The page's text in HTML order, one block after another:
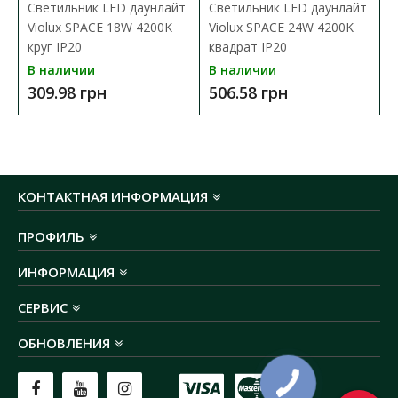
AC
строк службы: 30 000 часов
степень защиты:
материал корпуса:
алюминий
материал рассеивателя:матовый
поликарбонат
количество включений/выключений (on/off):
≥20 000
класс энергопотребления (UA): А+
угол рассеяния: 120°
Светильник LED даунлайт
Violux SPACE 18W 4200K
круг IP20
В наличии
309.98 грн
Светильник LED даунлайт
Violux SPACE 24W 4200K
квадрат IP20
В наличии
506.58 грн
КОНТАКТНАЯ ИНФОРМАЦИЯ
ПРОФИЛЬ
ИНФОРМАЦИЯ
СЕРВИС
ОБНОВЛЕНИЯ